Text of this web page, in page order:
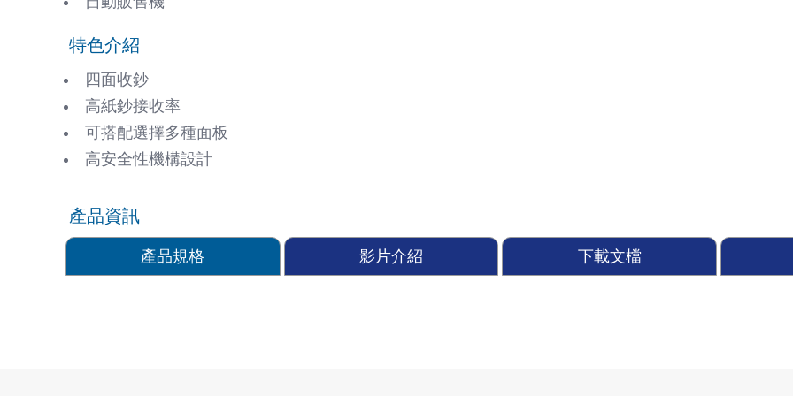
特色介紹
四面收鈔
高紙鈔接收率
可搭配選擇多種面板
高安全性機構設計
產品資訊
產品規格 影片介紹 下載文檔